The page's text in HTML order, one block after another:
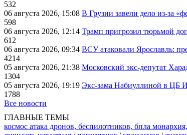
532
06 августа 2026, 15:08 В Грузии завели дело из-за
598
06 августа 2026, 12:14 Трамп пригрозил тюрьмой
612
06 августа 2026, 09:34 ВСУ атаковали Ярославль:
4214
05 августа 2026, 21:38 Московский экс-депутат
1304
05 августа 2026, 19:19 Экс-зама Набиуллиной в ЦБ
1788
Все новости
ГЛАВНЫЕ ТЕМЫ
космос атака дронов, беспилотников, бпла